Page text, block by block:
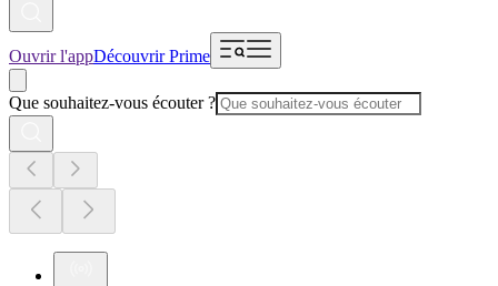
Ouvrir l'appDécouvrir Prime
Que souhaitez-vous écouter ?